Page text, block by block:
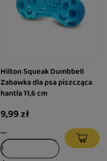
Hilton Squeak Dumbbell
Zabawka dla psa piszcząca
hantla 11,6 cm
9,99 zł